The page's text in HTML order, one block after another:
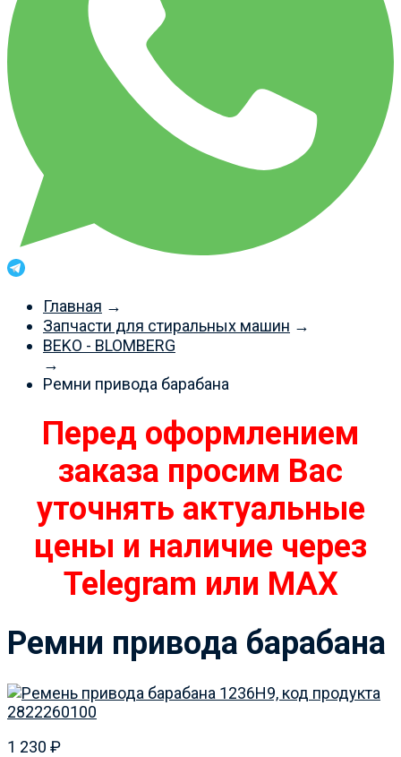
Главная →
Запчасти для стиральных машин →
BEKO - BLOMBERG
→
Ремни привода барабана
Перед оформлением
заказа просим Вас
уточнять актуальные
цены и наличие через
Telegram или MAX
Ремни привода барабана
1 230 ₽